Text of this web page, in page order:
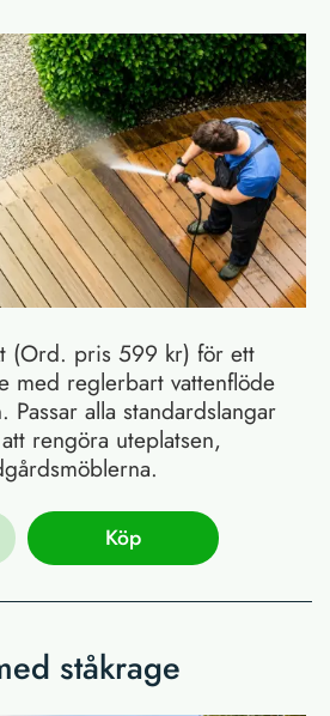
(Ord. pris 599 kr) för ett
med reglerbart vattenflöde
Passar alla standardslangar
rengöra uteplatsen,
Köp
ståkrage